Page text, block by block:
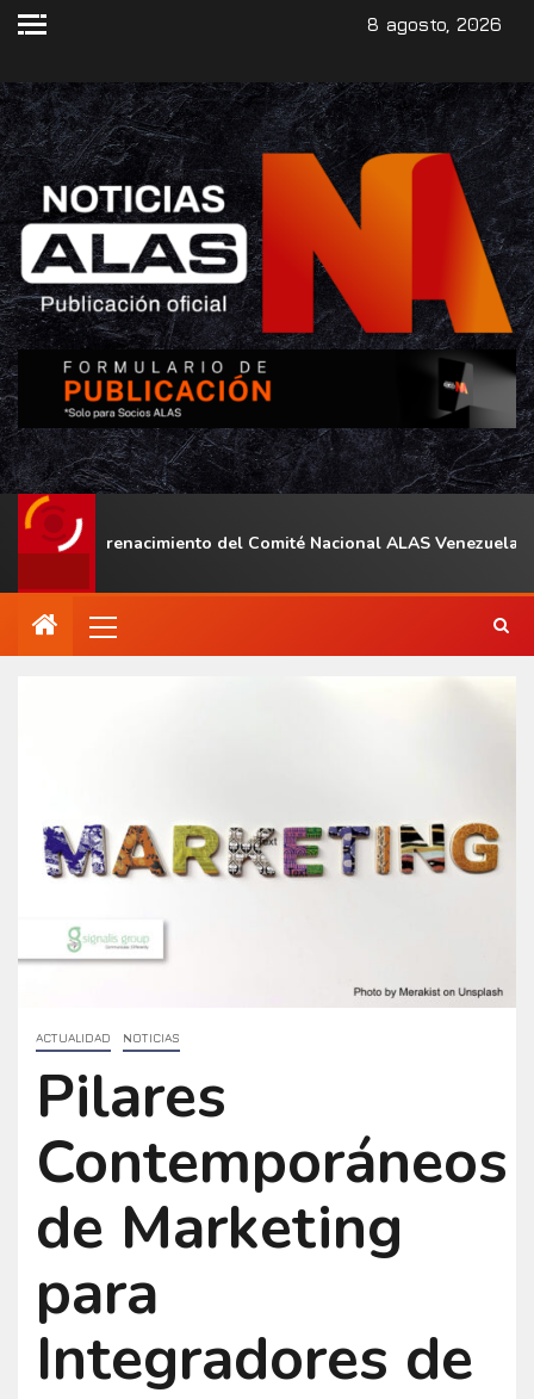
8 agosto, 2026
renacimiento del Comité Nacional ALAS Venezuela
ACTUALIDAD NOTICIAS
Pilares
Contemporáneos
de Marketing
para
Integradores de